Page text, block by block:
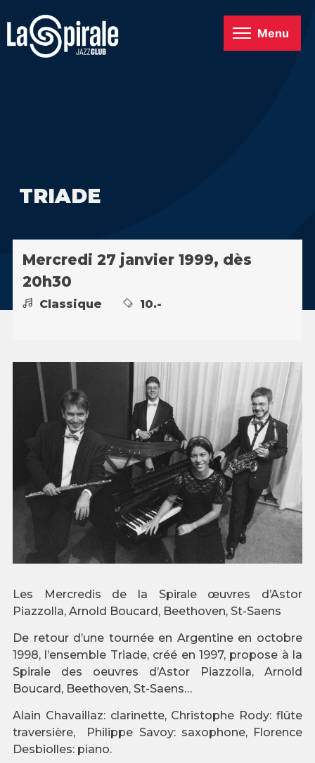
Menu
TRIADE
Mercredi 27 janvier 1999, dès
20h30
Classique 10.-
Les Mercredis de la Spirale œuvres d’Astor
Piazzolla, Arnold Boucard, Beethoven, St-Saens
De retour d’une tournée en Argentine en octobre
1998, l’ensemble Triade, créé en 1997, propose à la
Spirale des oeuvres d’Astor Piazzolla, Arnold
Boucard, Beethoven, St-Saens…
Alain Chavaillaz: clarinette, Christophe Rody: flûte
traversière, Philippe Savoy: saxophone, Florence
Desbiolles: piano.